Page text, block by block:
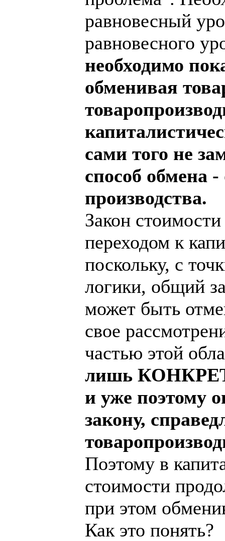
равновесный
равновесного
необходимо
обменивая
сами того не
способ обмена
производства.
Закон
переходом к
поскольку, с
логики, общий
может быть
свое
частью этой
лишь
и уже поэтому
закону,
Поэтому в
стоимости
при этом
Как это понять?